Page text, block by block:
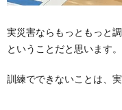
実災害ならもっともっと
ということだと思います。
訓練でできないことは、